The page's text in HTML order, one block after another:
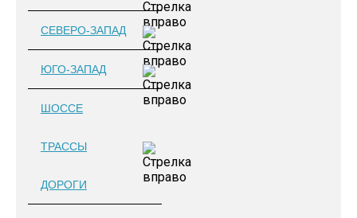
СЕВЕРО-ЗАПАД
ЮГО-ЗАПАД
ШОССЕ
ТРАССЫ
ДОРОГИ